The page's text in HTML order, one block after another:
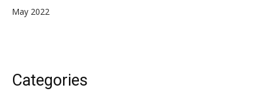
May 2022
Categories